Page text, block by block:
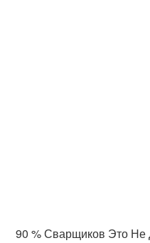
90 % Сварщиков Это Не